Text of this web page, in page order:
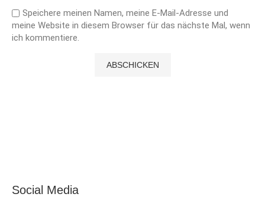
Speichere meinen Namen, meine E-Mail-Adresse und
meine Website in diesem Browser für das nächste Mal, wenn
ich kommentiere.
Social Media